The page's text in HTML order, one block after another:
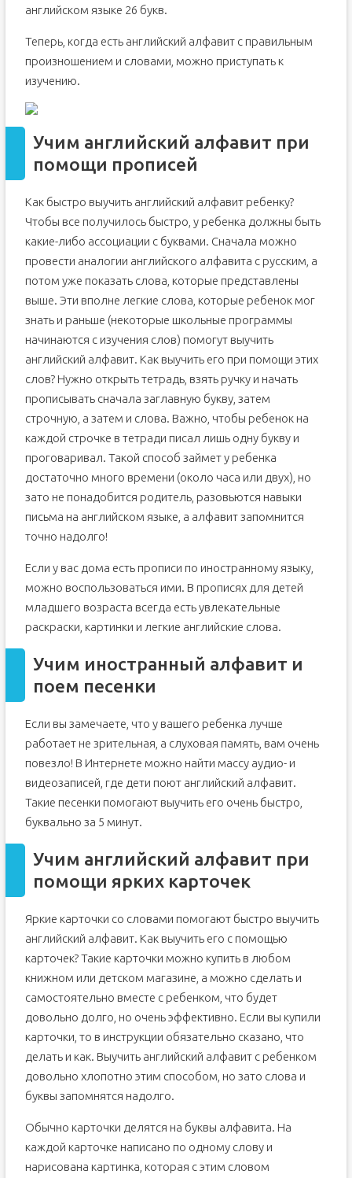
английском языке 26 букв.
Теперь, когда есть английский алфавит с правильным
произношением и словами, можно приступать к
изучению.
Учим английский алфавит при
помощи прописей
Как быстро выучить английский алфавит ребенку?
Чтобы все получилось быстро, у ребенка должны быть
какие-либо ассоциации с буквами. Сначала можно
провести аналогии английского алфавита с русским, а
потом уже показать слова, которые представлены
выше. Эти вполне легкие слова, которые ребенок мог
знать и раньше (некоторые школьные программы
начинаются с изучения слов) помогут выучить
английский алфавит. Как выучить его при помощи этих
слов? Нужно открыть тетрадь, взять ручку и начать
прописывать сначала заглавную букву, затем
строчную, а затем и слова. Важно, чтобы ребенок на
каждой строчке в тетради писал лишь одну букву и
проговаривал. Такой способ займет у ребенка
достаточно много времени (около часа или двух), но
зато не понадобится родитель, разовьются навыки
письма на английском языке, а алфавит запомнится
точно надолго!
Если у вас дома есть прописи по иностранному языку,
можно воспользоваться ими. В прописях для детей
младшего возраста всегда есть увлекательные
раскраски, картинки и легкие английские слова.
Учим иностранный алфавит и
поем песенки
Если вы замечаете, что у вашего ребенка лучше
работает не зрительная, а слуховая память, вам очень
повезло! В Интернете можно найти массу аудио- и
видеозаписей, где дети поют английский алфавит.
Такие песенки помогают выучить его очень быстро,
буквально за 5 минут.
Учим английский алфавит при
помощи ярких карточек
Яркие карточки со словами помогают быстро выучить
английский алфавит. Как выучить его с помощью
карточек? Такие карточки можно купить в любом
книжном или детском магазине, а можно сделать и
самостоятельно вместе с ребенком, что будет
довольно долго, но очень эффективно. Если вы купили
карточки, то в инструкции обязательно сказано, что
делать и как. Выучить английский алфавит с ребенком
довольно хлопотно этим способом, но зато слова и
буквы запомнятся надолго.
Обычно карточки делятся на буквы алфавита. На
каждой карточке написано по одному слову и
нарисована картинка, которая с этим словом